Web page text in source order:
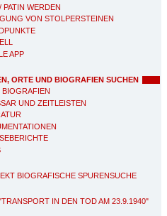
PATIN WERDEN
VON STOLPERSTEINEN
APP
ORTE UND BIOGRAFIEN SUCHEN
BIOGRAFIEN
UND ZEITLEISTEN
BIOGRAFISCHE SPURENSUCHE
IN DEN TOD AM 23.9.1940"